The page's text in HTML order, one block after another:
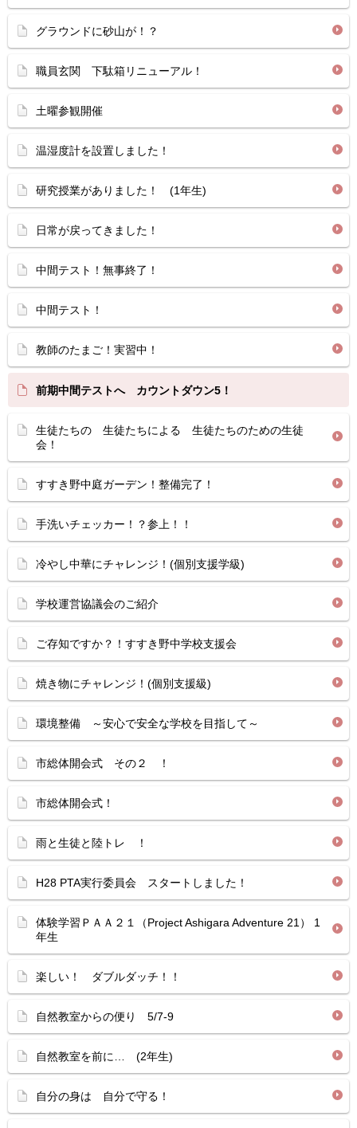
グラウンドに砂山が！？
職員玄関 下駄箱リニューアル！
土曜参観開催
温湿度計を設置しました！
研究授業がありました！ (1年生)
日常が戻ってきました！
中間テスト！無事終了！
中間テスト！
教師のたまご！実習中！
前期中間テストへ カウントダウン5！
生徒たちの 生徒たちによる 生徒たちのための生徒
会！
すすき野中庭ガーデン！整備完了！
手洗いチェッカー！？参上！！
冷やし中華にチャレンジ！(個別支援学級)
学校運営協議会のご紹介
ご存知ですか？！すすき野中学校支援会
焼き物にチャレンジ！(個別支援級)
環境整備 ～安心で安全な学校を目指して～
市総体開会式 その２ ！
市総体開会式！
雨と生徒と陸トレ ！
H28 PTA実行委員会 スタートしました！
体験学習ＰＡＡ２１（Project Ashigara Adventure 21） 1
年生
楽しい！ ダブルダッチ！！
自然教室からの便り 5/7-9
自然教室を前に… (2年生)
自分の身は 自分で守る！